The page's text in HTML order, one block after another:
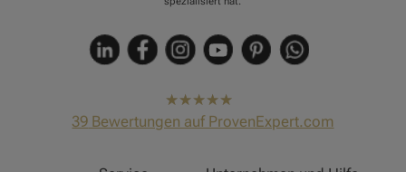
hat4,91
von5
39 Bewertungen auf ProvenExpert.com